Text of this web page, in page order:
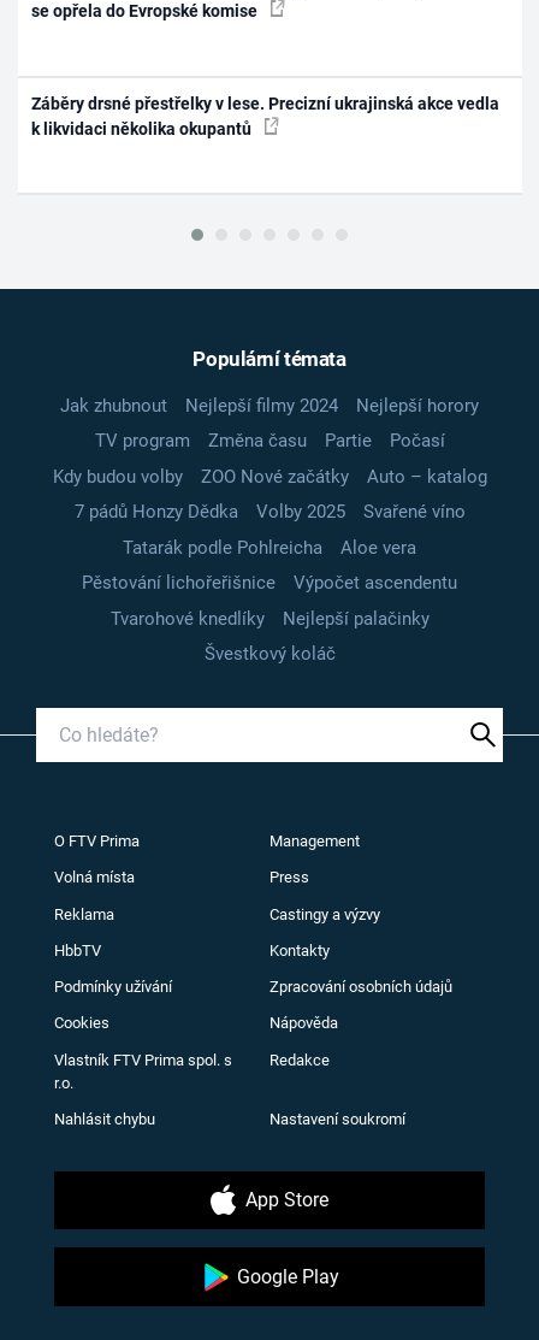
se opřela do Evropské komise
Záběry drsné přestřelky v lese. Precizní ukrajinská akce vedla
k likvidaci několika okupantů
Populární témata
Jak zhubnout Nejlepší filmy 2024
Nejlepší horory
TV program
Změna času Partie
Počasí
Kdy budou volby
ZOO Nové začátky
Auto – katalog
7 pádů Honzy Dědka
Volby 2025
Svařené víno
Tatarák podle Pohlreicha
Aloe vera
Pěstování lichořeřišnice
Výpočet ascendentu
Tvarohové knedlíky
Nejlepší palačinky
Švestkový koláč
O FTV Prima Management
Volná místa Press
Reklama Castingy a výzvy
HbbTV Kontakty
Podmínky užívání Zpracování osobních údajů
Cookies Nápověda
Vlastník FTV Prima spol. s
r.o.
Redakce
Nahlásit chybu Nastavení soukromí
App Store
Google Play